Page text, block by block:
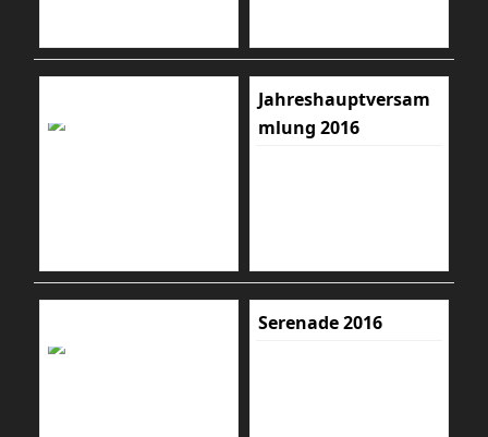
Jahreshauptversam
mlung 2016
Serenade 2016